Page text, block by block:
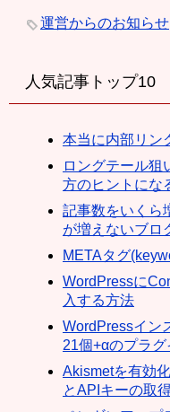
運営からのお知らせ
人気記事トップ10
本当に内部リン
ロングテール狙
方のヒントにな
記事数をいくら
が増えないブロ
METAタグ
WordPressに
入する方法
WordPressイン
21個+αのプラグ
Akismetを有効
とAPIキーの取